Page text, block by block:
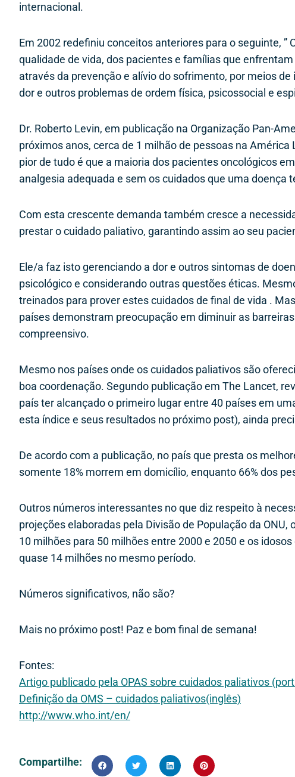
internacional.
Em 2002 redefiniu conceitos anteriores para o seguinte,
qualidade de vida, dos pacientes e famílias que
através da prevenção e alívio do sofrimento, por meios
dor e outros problemas de ordem física, psicossocial e
Dr. Roberto Levin, em publicação na Organização Pan-
próximos anos, cerca de 1 milhão de pessoas na
pior de tudo é que a maioria dos pacientes oncológicos
analgesia adequada e sem os cuidados que uma doença
Com esta crescente demanda também cresce a
prestar o cuidado paliativo, garantindo assim ao seu
Ele/a faz isto gerenciando a dor e outros sintomas de
psicológico e considerando outras questões éticas.
treinados para prover estes cuidados de final de vida .
países demonstram preocupação em diminuir as
compreensivo.
Mesmo nos países onde os cuidados paliativos são
boa coordenação. Segundo publicação em The Lancet,
país ter alcançado o primeiro lugar entre 40 países em
esta índice e seus resultados no próximo post), ainda
De acordo com a publicação, no país que presta os
somente 18% morrem em domicílio, enquanto 66% dos
Outros números interessantes no que diz respeito à
projeções elaboradas pela Divisão de População da
10 milhões para 50 milhões entre 2000 e 2050 e os
quase 14 milhões no mesmo período.
Números significativos, não são?
Mais no próximo post! Paz e bom final de semana!
Fontes:
Artigo publicado pela OPAS sobre cuidados paliativos
Definição da OMS – cuidados paliativos(inglês)
http://www.who.int/en/
Compartilhe: